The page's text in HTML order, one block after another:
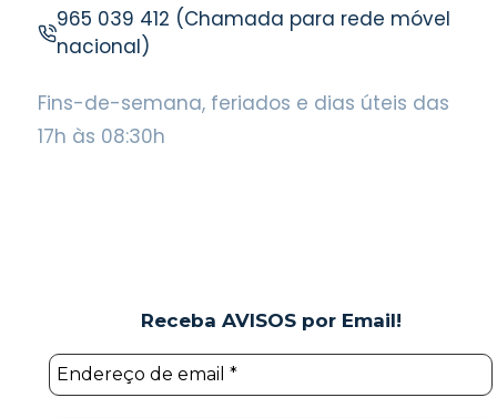
965 039 412 (Chamada para rede móvel
nacional)
Fins-de-semana, feriados e dias úteis das
17h às 08:30h
Receba AVISOS por Email!